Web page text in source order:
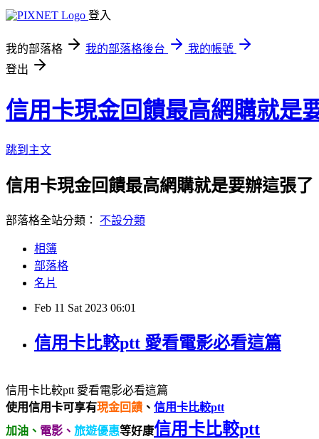
登入
我的部落格 我的部落格後台
我的帳號
登出
信用卡現金回饋最高網購就是
跳到主文
信用卡現金回饋最高網購就是要辦這張了
部落格全站分類： 不設分類
相簿
部落格
名片
Feb 11 Sat 2023 06:01
信用卡比較ptt 愛看電影必看這篇
信用卡比較ptt 愛看電影必看這篇
使用信用卡可享有現金回饋 、 信用卡比較ptt
加油、 電影、 旅遊優惠等好康信用卡比較ptt